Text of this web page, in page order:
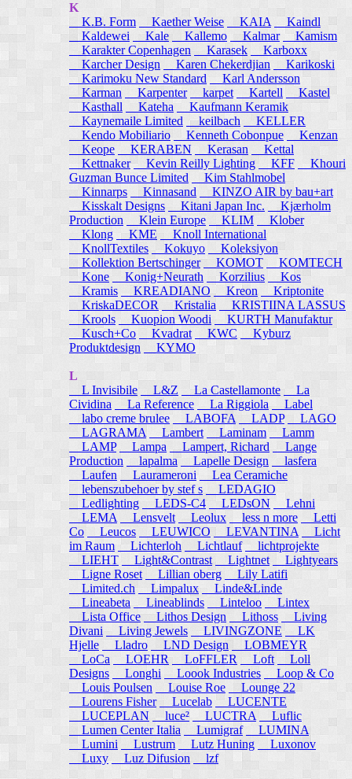
K
K.B. Form
Kaether Weise KAIA
Kaindl
Kaldewei
Kale Kallemo Kalmar
Kamism
Karakter Copenhagen
Karasek
Karboxx
Karcher Design
Karen Chekerdjian
Karikoski
Karimoku New Standard
Karl Andersson
Karman
Karpenter karpet Kartell
Kastel
Kasthall
Kateha
Kaufmann Keramik
Kaynemaile Limited keilbach
KELLER
Kendo Mobiliario
Kenneth Cobonpue
Kenzan
Keope
KERABEN Kerasan
Kettal
Kettnaker Kevin Reilly Lighting KFF
Khouri
Guzman Bunce Limited
Kim Stahlmobel
Kinnarps
Kinnasand
KINZO AIR by bau+art
Kisskalt Designs
Kitani Japan Inc.
Kjærholm
Production
Klein Europe KLIM
Klober
Klong
KME
Knoll International
KnollTextiles
Kokuyo
Koleksiyon
Kollektion Bertschinger KOMOT
KOMTECH
Kone
Konig+Neurath Korzilius
Kos
Kramis
KREADIANO Kreon
Kriptonite
KriskaDECOR
Kristalia
KRISTIINA LASSUS
Krools
Kuopion Woodi
KURTH Manufaktur
Kusch+Co
Kvadrat KWC
Kyburz
Produktdesign
KYMO
L
L Invisibile
L&Z La Castellamonte
La
Cividina
La Reference La Riggiola
Label
labo creme brulee
LABOFA LADP
LAGO
LAGRAMA
Lambert Laminam
Lamm
LAMP
Lampa Lampert, Richard
Lange
Production
lapalma Lapelle Design
lasfera
Laufen
Laurameroni
Lea Ceramiche
lebenszubehoer by stef s
LEDAGIO
Ledlighting
LEDS-C4 LEDsON
Lehni
LEMA
Lensvelt Leolux less n more
Letti
Co
Leucos LEUWICO LEVANTINA
Licht
im Raum
Lichterloh Lichtlauf lichtprojekte
LIEHT
Light&Contrast Lightnet
Lightyears
Ligne Roset
Lillian oberg
Lily Latifi
Limited.ch
Limpalux
Linde&Linde
Lineabeta
Lineablinds Linteloo
Lintex
Lista Office Lithos Design Lithoss
Living
Divani
Living Jewels LIVINGZONE
LK
Hjelle
Lladro LND Design
LOBMEYR
LoCa
LOEHR LoFFLER Loft
Loll
Designs
Longhi Loook Industries
Loop & Co
Louis Poulsen
Louise Roe
Lounge 22
Lourens Fisher
Lucelab
LUCENTE
LUCEPLAN
luce² LUCTRA
Luflic
Lumen Center Italia
Lumigraf
LUMINA
Lumini
Lustrum Lutz Huning
Luxonov
Luxy
Luz Difusion lzf